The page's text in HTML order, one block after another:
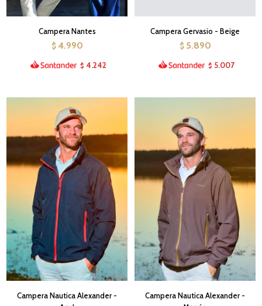
Campera Nantes
$ 4.990
$ 4.242
Campera Gervasio - Beige
$ 5.890
$ 5.007
Campera Nautica Alexander -
Campera Nautica Alexander -